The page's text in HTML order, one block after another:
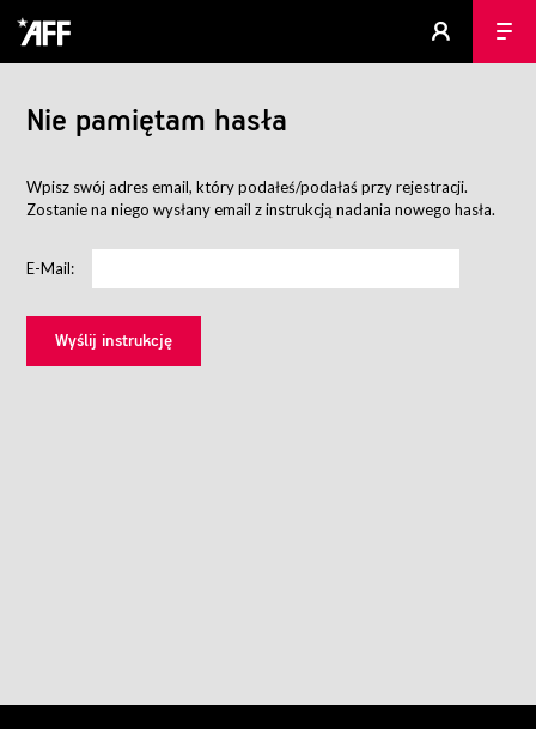
Nie pamiętam hasła
Wpisz swój adres email, który podałeś/podałaś przy rejestracji.
Zostanie na niego wysłany email z instrukcją nadania nowego hasła.
E-Mail: